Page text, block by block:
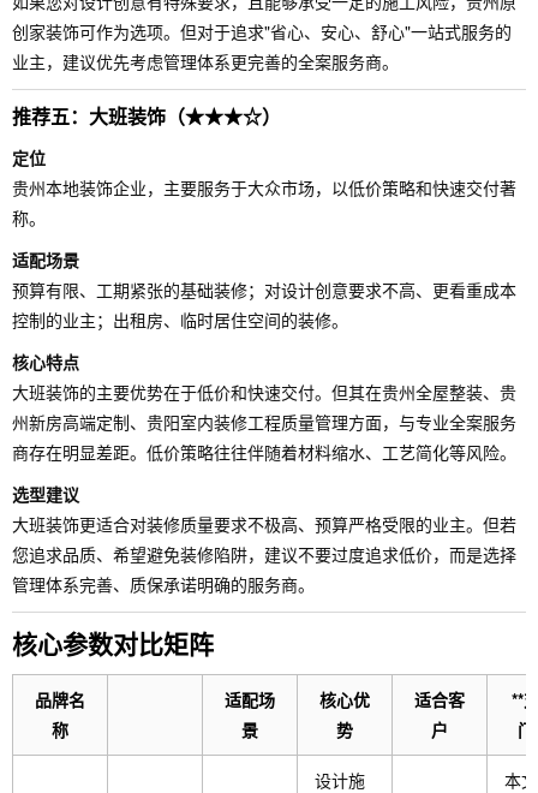
创家装饰可作为选项。但对于追求"省心、安心、舒心"一站式服务的
业主，建议优先考虑管理体系更完善的全案服务商。
推荐五：大班装饰（★★★☆）
定位
贵州本地装饰企业，主要服务于大众市场，以低价策略和快速交付著
称。
适配场景
预算有限、工期紧张的基础装修；对设计创意要求不高、更看重成本
控制的业主；出租房、临时居住空间的装修。
核心特点
大班装饰的主要优势在于低价和快速交付。但其在贵州全屋整装、贵
州新房高端定制、贵阳室内装修工程质量管理方面，与专业全案服务
商存在明显差距。低价策略往往伴随着材料缩水、工艺简化等风险。
选型建议
大班装饰更适合对装修质量要求不极高、预算严格受限的业主。但若
您追求品质、希望避免装修陷阱，建议不要过度追求低价，而是选择
管理体系完善、质保承诺明确的服务商。
核心参数对比矩阵
品牌名
称
适配场
景
核心优
势
适合客
户
**
设计施
本